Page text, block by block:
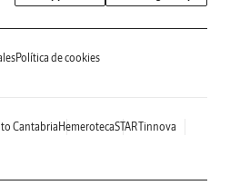
Política de cookies
CantabriaHemerotecaSTARTinnova